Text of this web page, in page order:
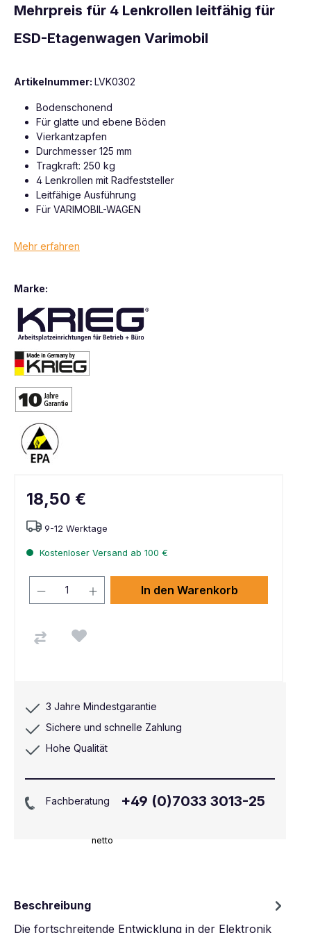
Mehrpreis für 4 Lenkrollen leitfähig für
ESD-Etagenwagen Varimobil
Artikelnummer: LVK0302
Bodenschonend
Für glatte und ebene Böden
Vierkantzapfen
Durchmesser 125 mm
Tragkraft: 250 kg
4 Lenkrollen mit Radfeststeller
Leitfähige Ausführung
Für VARIMOBIL-WAGEN
Mehr erfahren
Marke:
18,50 €
netto
9-12 Werktage
Kostenloser Versand ab 100 €
In den Warenkorb
3 Jahre Mindestgarantie
Sichere und schnelle Zahlung
Hohe Qualität
Fachberatung +49 (0)7033 3013-25
Beschreibung
Die fortschreitende Entwicklung in der Elektronik